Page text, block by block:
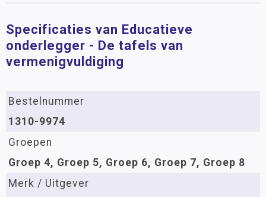
Specificaties van Educatieve
onderlegger - De tafels van
vermenigvuldiging
Bestelnummer
1310-9974
Groepen
Groep 4, Groep 5, Groep 6, Groep 7, Groep 8
Merk / Uitgever